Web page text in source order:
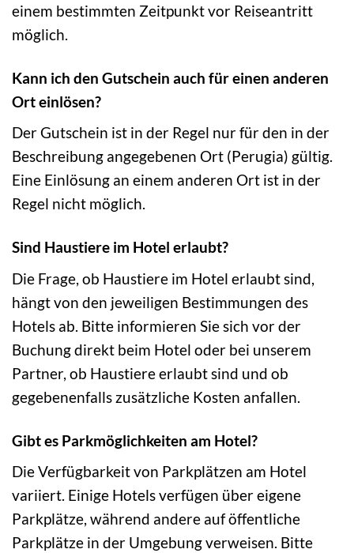
einem bestimmten Zeitpunkt vor Reiseantritt
möglich.
Kann ich den Gutschein auch für einen anderen
Ort einlösen?
Der Gutschein ist in der Regel nur für den in der
Beschreibung angegebenen Ort (Perugia) gültig.
Eine Einlösung an einem anderen Ort ist in der
Regel nicht möglich.
Sind Haustiere im Hotel erlaubt?
Die Frage, ob Haustiere im Hotel erlaubt sind,
hängt von den jeweiligen Bestimmungen des
Hotels ab. Bitte informieren Sie sich vor der
Buchung direkt beim Hotel oder bei unserem
Partner, ob Haustiere erlaubt sind und ob
gegebenenfalls zusätzliche Kosten anfallen.
Gibt es Parkmöglichkeiten am Hotel?
Die Verfügbarkeit von Parkplätzen am Hotel
variiert. Einige Hotels verfügen über eigene
Parkplätze, während andere auf öffentliche
Parkplätze in der Umgebung verweisen. Bitte